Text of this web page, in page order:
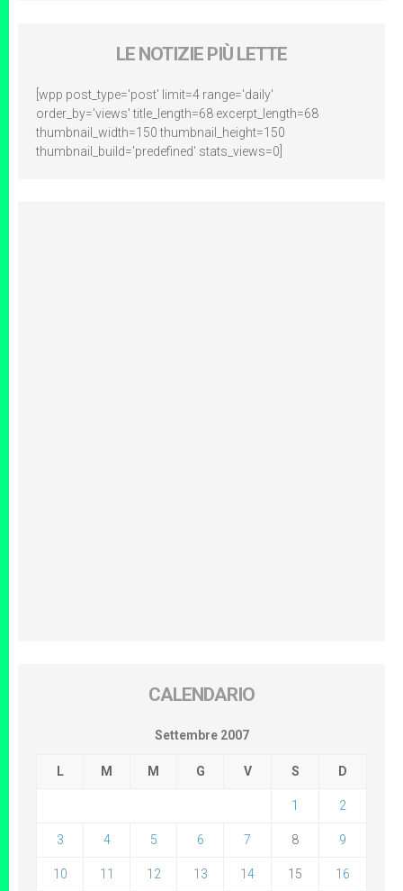
LE NOTIZIE PIÙ LETTE
[wpp post_type='post' limit=4 range='daily'
order_by='views' title_length=68 excerpt_length=68
thumbnail_width=150 thumbnail_height=150
thumbnail_build='predefined' stats_views=0]
CALENDARIO
Settembre 2007
L M M G V S D
1 2
3 4 5 6 7 8 9
10 11 12 13 14 15 16